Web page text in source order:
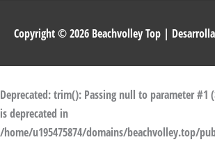
Copyright © 2026 Beachvolley Top |
Deprecated: trim(): Passing null to parameter #1
is deprecated in
/home/u195475874/domains/beachvolley.top/